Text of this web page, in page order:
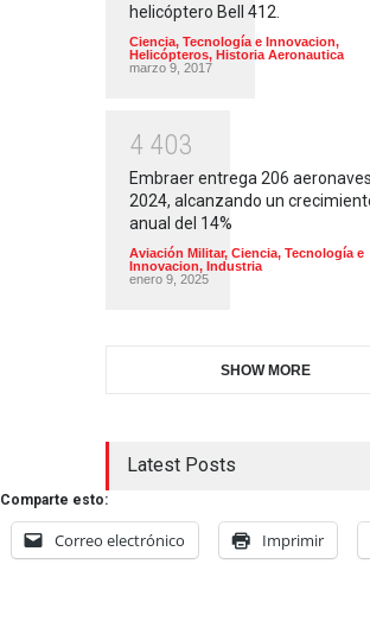
helicóptero Bell 412.
Ciencia, Tecnología e Innovacion,
Helicópteros, Historia Aeronautica
marzo 9, 2017
4 403
Embraer entrega 206
2024, alcanzando un
anual del 14%
Aviación Militar, Ciencia, Tecnología e
Innovacion, Industria
enero 9, 2025
SHOW MORE
Latest Posts
Comparte esto:
Correo electrónico Imprimir